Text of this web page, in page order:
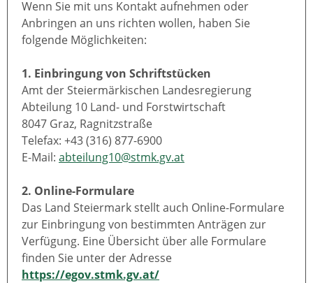
Wenn Sie mit uns Kontakt aufnehmen oder
Anbringen an uns richten wollen, haben Sie
folgende Möglichkeiten:
1. Einbringung von Schriftstücken
Amt der Steiermärkischen Landesregierung
Abteilung 10 Land- und Forstwirtschaft
8047 Graz, Ragnitzstraße
Telefax: +43 (316) 877-6900
E-Mail: abteilung10@stmk.gv.at
2. Online-Formulare
Das Land Steiermark stellt auch Online-Formulare
zur Einbringung von bestimmten Anträgen zur
Verfügung. Eine Übersicht über alle Formulare
finden Sie unter der Adresse
https://egov.stmk.gv.at/